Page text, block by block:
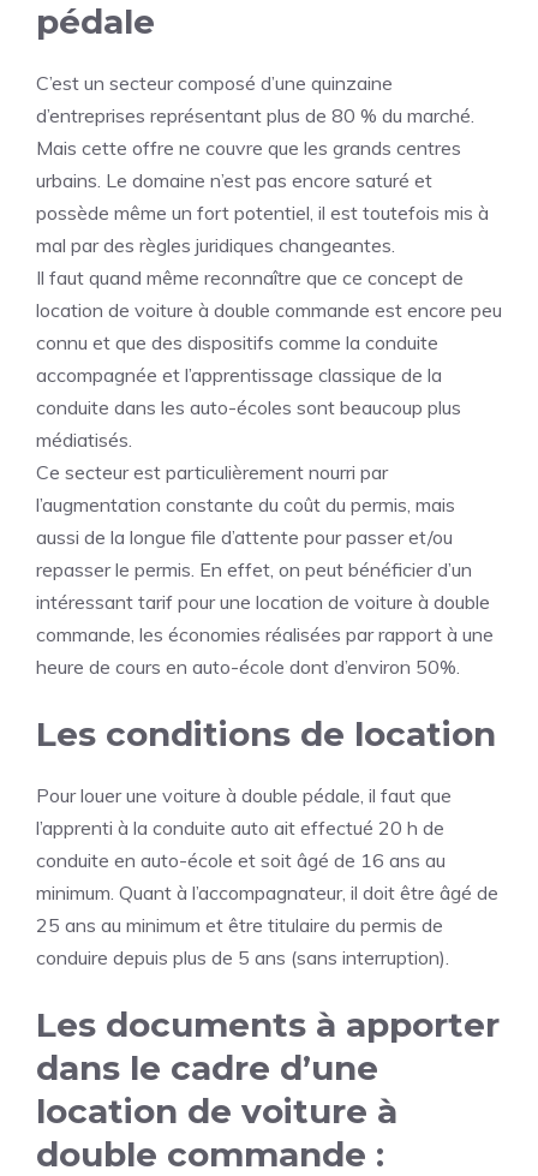
pédale
C’est un secteur composé d’une quinzaine
d’entreprises représentant plus de 80 % du marché.
Mais cette offre ne couvre que les grands centres
urbains. Le domaine n’est pas encore saturé et
possède même un fort potentiel, il est toutefois mis à
mal par des règles juridiques changeantes.
Il faut quand même reconnaître que ce concept de
location de voiture à double commande est encore peu
connu et que des dispositifs comme la conduite
accompagnée et l’apprentissage classique de la
conduite dans les auto-écoles sont beaucoup plus
médiatisés.
Ce secteur est particulièrement nourri par
l’augmentation constante du coût du permis, mais
aussi de la longue file d’attente pour passer et/ou
repasser le permis. En effet, on peut bénéficier d’un
intéressant tarif pour une location de voiture à double
commande, les économies réalisées par rapport à une
heure de cours en auto-école dont d’environ 50%.
Les conditions de location
Pour louer une voiture à double pédale, il faut que
l’apprenti à la conduite auto ait effectué 20 h de
conduite en auto-école et soit âgé de 16 ans au
minimum. Quant à l’accompagnateur, il doit être âgé de
25 ans au minimum et être titulaire du permis de
conduire depuis plus de 5 ans (sans interruption).
Les documents à apporter
dans le cadre d’une
location de voiture à
double commande :